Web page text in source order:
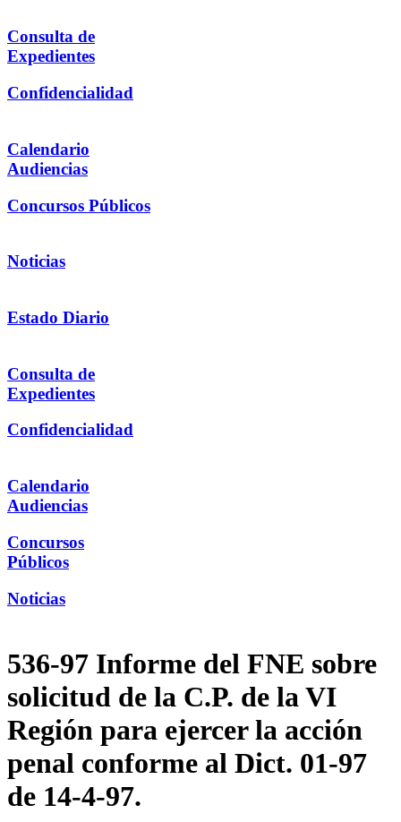
Consulta de
Expedientes
Confidencialidad
Calendario
Audiencias
Concursos Públicos
Noticias
Estado Diario
Consulta de
Expedientes
Confidencialidad
Calendario
Audiencias
Concursos
Públicos
Noticias
536-97 Informe del FNE sobre
solicitud de la C.P. de la VI
Región para ejercer la acción
penal conforme al Dict. 01-97
de 14-4-97.